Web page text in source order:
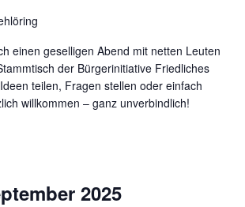
einen geselligen Abend mit netten Leuten
der Bürgerinitiative Friedliches
teilen, Fragen stellen oder einfach
willkommen – ganz unverbindlich!
2025